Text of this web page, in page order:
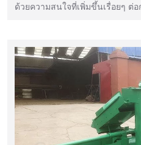
ด้วยความสนใจที่เพิ่มขึ้นเรื่อยๆ ต่อ